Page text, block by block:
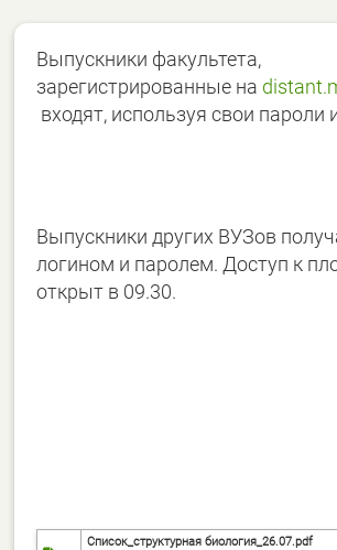
Выпускники факультета,
зарегистрированные на
входят, используя свои пароли
Выпускники других ВУЗов
логином и паролем. Доступ к
открыт в 09.30.
Список_структурная биология_26.07.pdf